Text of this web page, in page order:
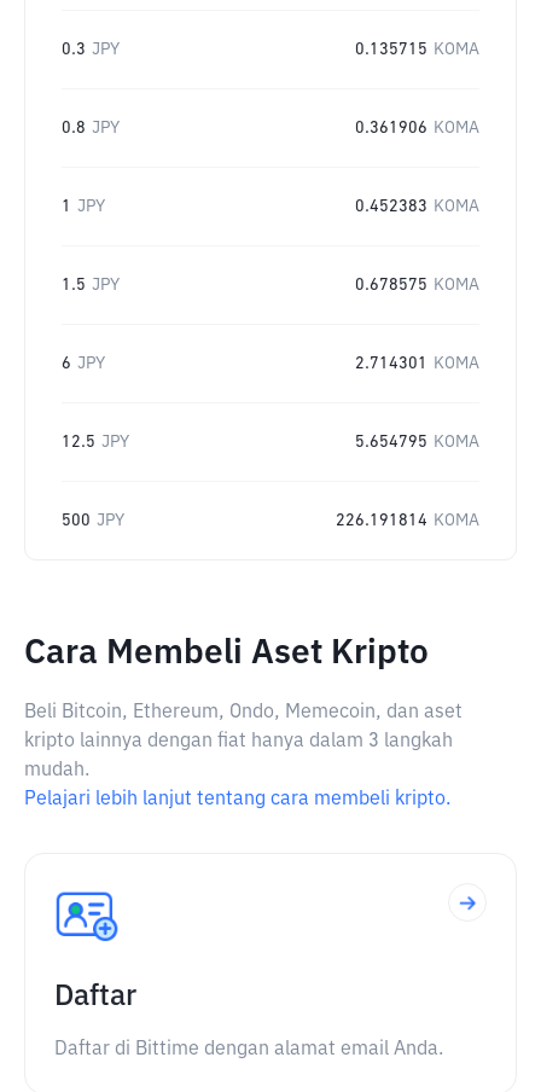
0.3 JPY 0.135715 KOMA
0.8 JPY 0.361906 KOMA
1 JPY 0.452383 KOMA
1.5 JPY 0.678575 KOMA
6 JPY 2.714301 KOMA
12.5 JPY 5.654795 KOMA
500 JPY 226.191814 KOMA
Cara Membeli Aset Kripto
Beli Bitcoin, Ethereum, Ondo, Memecoin, dan aset
kripto lainnya dengan fiat hanya dalam 3 langkah
mudah.
Pelajari lebih lanjut tentang cara membeli kripto.
Daftar
Daftar di Bittime dengan alamat email Anda.